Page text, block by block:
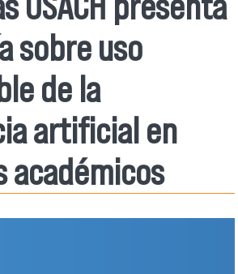
sobre uso
de la
artificial en
académicos